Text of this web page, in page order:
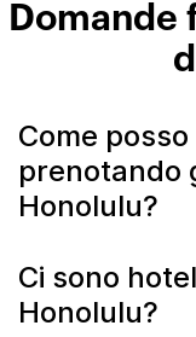
Domande
Come
prenotando
Honolulu?
Ci sono
Honolulu?